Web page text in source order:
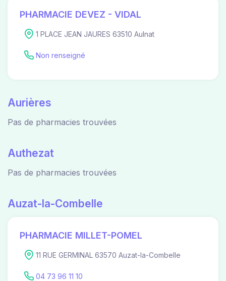
PHARMACIE DEVEZ - VIDAL
1 PLACE JEAN JAURES 63510 Aulnat
Non renseigné
Aurières
Pas de pharmacies trouvées
Authezat
Pas de pharmacies trouvées
Auzat-la-Combelle
PHARMACIE MILLET-POMEL
11 RUE GERMINAL 63570 Auzat-la-Combelle
04 73 96 11 10